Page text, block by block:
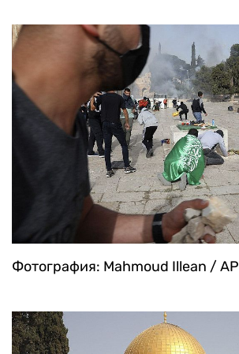
Фотография: Mahmoud Illean / AP